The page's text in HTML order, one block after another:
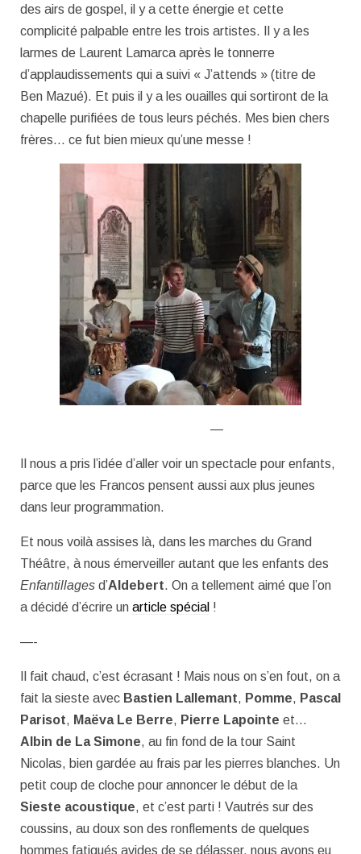
des airs de gospel, il y a cette énergie et cette
complicité palpable entre les trois artistes. Il y a les
larmes de Laurent Lamarca après le tonnerre
d’applaudissements qui a suivi « J’attends » (titre de
Ben Mazué). Et puis il y a les ouailles qui sortiront de la
chapelle purifiées de tous leurs péchés. Mes bien chers
frères… ce fut bien mieux qu’une messe !
—
Il nous a pris l’idée d’aller voir un spectacle pour enfants,
parce que les Francos pensent aussi aux plus jeunes
dans leur programmation.
Et nous voilà assises là, dans les marches du Grand
Théâtre, à nous émerveiller autant que les enfants des
Enfantillages d’Aldebert. On a tellement aimé que l’on
a décidé d’écrire un article spécial !
—-
Il fait chaud, c’est écrasant ! Mais nous on s’en fout, on a
fait la sieste avec Bastien Lallemant, Pomme, Pascal
Parisot, Maëva Le Berre, Pierre Lapointe et…
Albin de La Simone, au fin fond de la tour Saint
Nicolas, bien gardée au frais par les pierres blanches. Un
petit coup de cloche pour annoncer le début de la
Sieste acoustique, et c’est parti ! Vautrés sur des
coussins, au doux son des ronflements de quelques
hommes fatigués avides de se délasser, nous avons eu